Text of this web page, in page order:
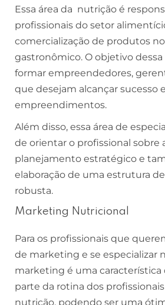
Essa área da nutrição é
profissionais do setor
comercialização de produtos
gastronômico. O objetivo dessa
formar empreendedores,
que desejam alcançar sucesso
empreendimentos.
Além disso, essa área de
de orientar o profissional sobre
planejamento estratégico e
elaboração de uma estrutura
robusta.
Marketing Nutricional
Para os profissionais que
de marketing e se especializar
marketing é uma característica
parte da rotina dos
nutrição, podendo ser uma